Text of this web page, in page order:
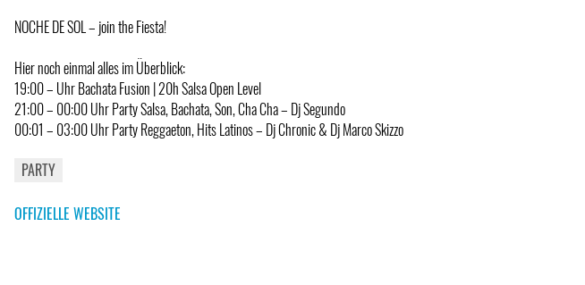
NOCHE DE SOL – join the Fiesta!
Hier noch einmal alles im Überblick:
19:00 – Uhr Bachata Fusion | 20h Salsa Open Level
21:00 – 00:00 Uhr Party Salsa, Bachata, Son, Cha Cha – Dj Segundo
00:01 – 03:00 Uhr Party Reggaeton, Hits Latinos – Dj Chronic & Dj Marco Skizzo
PARTY
OFFIZIELLE WEBSITE